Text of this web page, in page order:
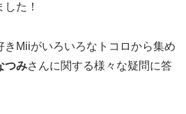
た！
きMiiがいろいろなトコロから集め
つみさんに関する様々な疑問に答